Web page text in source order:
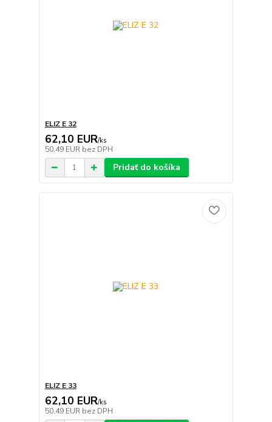
ELIZ E 32
62,10 EUR/ks
50,49 EUR bez DPH
Pridať do košíka
ELIZ E 33
62,10 EUR/ks
50,49 EUR bez DPH